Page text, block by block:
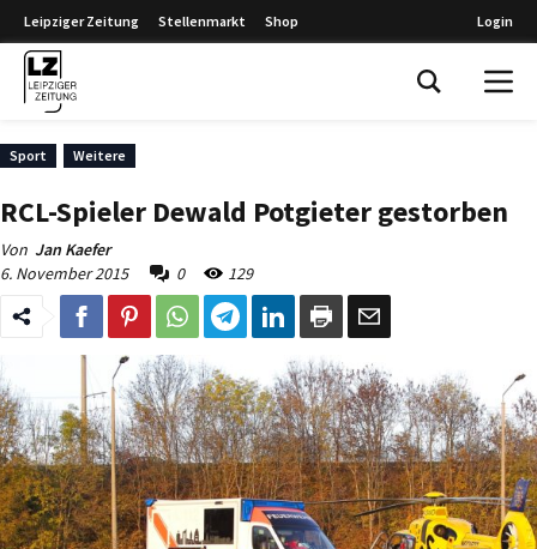
Leipziger Zeitung Stellenmarkt Shop Login
Sport Weitere
RCL-Spieler Dewald Potgieter gestorben
Von Jan Kaefer
6. November 2015
0 129